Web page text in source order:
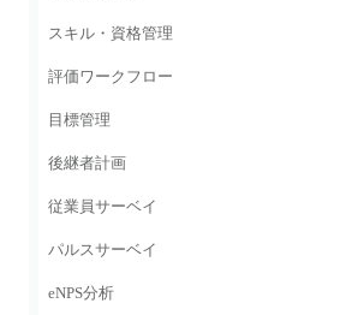
スキル・資格管理
評価ワークフロー
目標管理
後継者計画
従業員サーベイ
パルスサーベイ
eNPS分析